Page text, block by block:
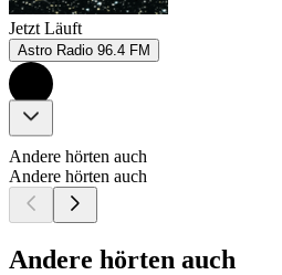
Jetzt Läuft
Astro Radio 96.4 FM
Andere hörten auch
Andere hörten auch
Andere hörten auch